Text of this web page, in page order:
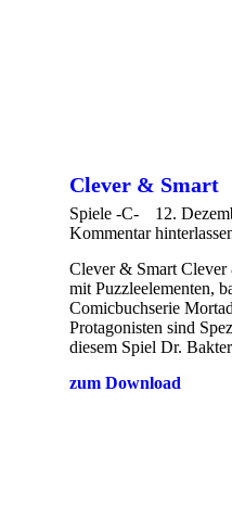
Clever & Smart
Spiele -C-
12.
Kommentar
Clever & Smart
mit Puzzleelementen,
Comicbuchserie
Protagonisten sind
diesem Spiel Dr.
zum Download